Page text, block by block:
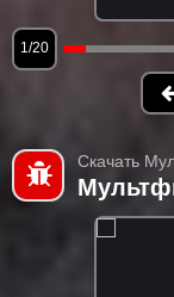
1/20
Скачать